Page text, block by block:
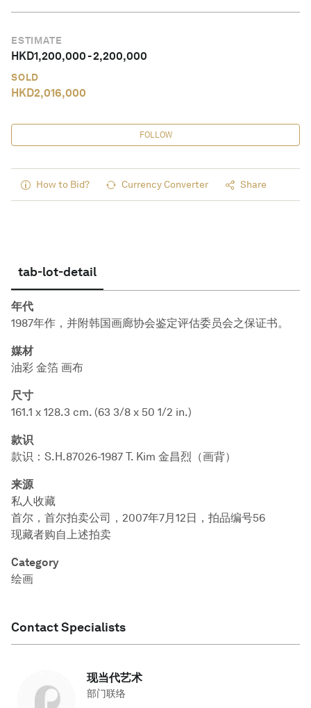
ESTIMATE
HKD1,200,000-2,200,000
SOLD
HKD2,016,000
FOLLOW
How to Bid? Currency Converter Share
tab-lot-detail
年代
1987年作，并附韩国画廊协会鉴定评估委员会之保证书。
媒材
油彩 金箔 画布
尺寸
161.1 x 128.3 cm. (63 3/8 x 50 1/2 in.)
款识
款识：S.H.87026-1987 T. Kim 金昌烈（画背）
来源
私人收藏
首尔，首尔拍卖公司，2007年7月12日，拍品编号56
现藏者购自上述拍卖
Category
绘画
Contact Specialists
现当代艺术
部门联络